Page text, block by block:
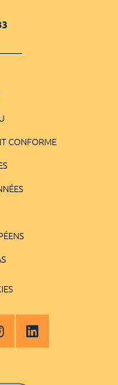
CONFORME